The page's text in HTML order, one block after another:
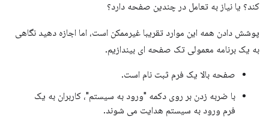
کند؟ یا نیاز به تعامل در چندین صفحه دارد؟
پوشش دادن همه این موارد تقریبا غیرممکن است، اما اجازه دهید نگاهی
به یک برنامه معمولی تک صفحه ای بیندازیم.
صفحه بالا یک فرم ثبت نام است.
با ضربه زدن بر روی دکمه "ورود به سیستم"، کاربران به یک
فرم ورود به سیستم هدایت می شوند.